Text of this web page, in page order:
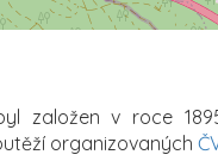
založen v roce
organizovaných